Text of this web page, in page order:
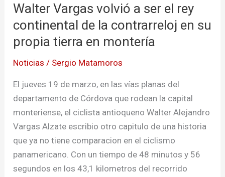
Walter Vargas volvió a ser el rey
continental de la contrarreloj en su
propia tierra en montería
Noticias / Sergio Matamoros
El jueves 19 de marzo, en las vías planas del
departamento de Córdova que rodean la capital
monteriense, el ciclista antioqueno Walter Alejandro
Vargas Alzate escribio otro capitulo de una historia
que ya no tiene comparacion en el ciclismo
panamericano. Con un tiempo de 48 minutos y 56
segundos en los 43,1 kilometros del recorrido
a
el
rey
continental
la
contrarreloj
en
su
propia
tierra
en